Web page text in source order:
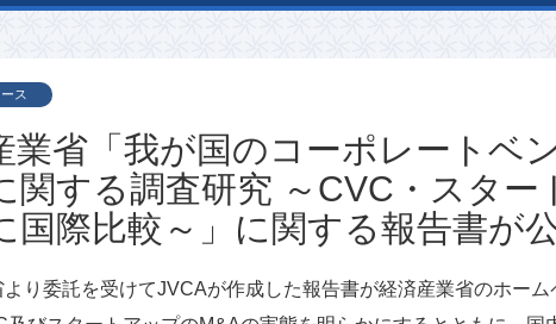
業省「我が国のコーポレートベ
関する調査研究 ～CVC・スタ
国際比較～」に関する報告書が
ス
り委託を受けてJVCAが作成した報告書が経済産業省のホーム